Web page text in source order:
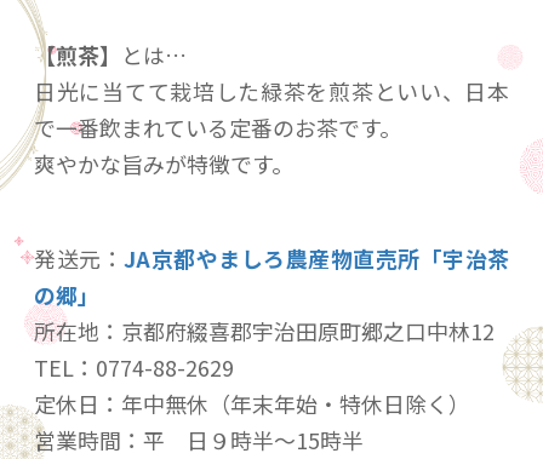
【煎茶】 とは…
日光に当てて栽培した緑茶を煎茶といい、日本
で一番飲まれている定番のお茶です。
爽やかな旨みが特徴です。
発送元： JA京都やましろ農産物直売所「宇治茶
の郷」
所在地：京都府綴喜郡宇治田原町郷之口中林12
TEL：0774-88-2629
定休日：年中無休（年末年始・特休日除く）
営業時間：平 日９時半～15時半